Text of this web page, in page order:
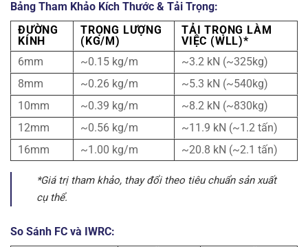
Bảng Tham Khảo Kích Thước & Tải Trọng:
ĐƯỜNG
KÍNH
TRỌNG LƯỢNG
(KG/M)
TẢI TRỌNG LÀM
VIỆC (WLL)*
6mm
~0.15 kg/m
~3.2 kN (~325kg)
8mm
~0.26 kg/m
~5.3 kN (~540kg)
10mm
~0.39 kg/m
~8.2 kN (~830kg)
12mm
~0.56 kg/m
~11.9 kN (~1.2 tấn)
16mm
~1.00 kg/m ~20.8 kN (~2.1 tấn)
*Giá trị tham khảo, thay đổi theo tiêu chuẩn sản xuất
cụ thể.
So Sánh FC và IWRC: